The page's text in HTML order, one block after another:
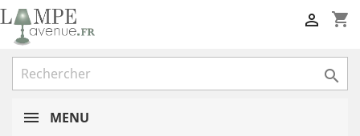
shopping_cart


MENU